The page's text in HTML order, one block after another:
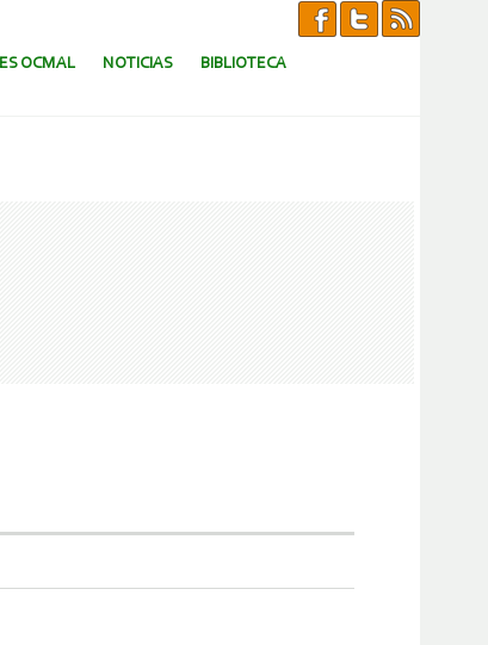
OCMAL NOTICIAS BIBLIOTECA